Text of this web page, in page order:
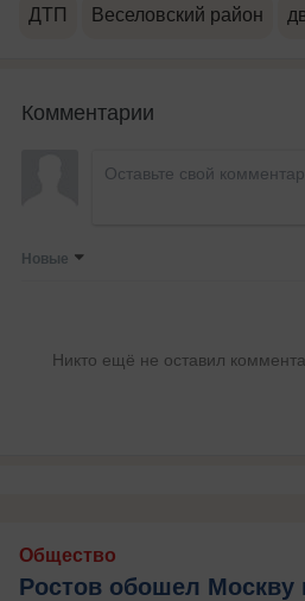
ДТП Веселовский район
Комментарии
Новые
Никто ещё не оставил
Общество
Ростов обошел Москву